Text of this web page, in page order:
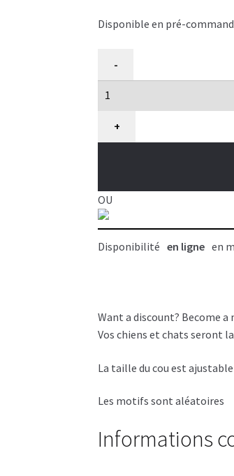
Disponible en pré-
50
papillons
Noël
-
+
OU
Disponibilité en ligne en
Want a discount? Become
Vos chiens et chats seront
La taille du cou est ajustable
Les motifs sont aléatoires
Informations